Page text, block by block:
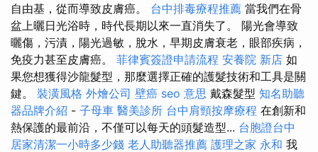
自由基，從而導致皮膚癌。 台中排毒療程推薦 當我們在骨
盆上曬日光浴時，時代長期以來一直消失了。 陽光會導致
曬傷，污漬，陽光過敏，脫水，早期皮膚衰老，眼部疾病，
免疫力甚至皮膚癌。 菲律賓簽證申請流程 安養院 新店 如
果您想獲得沙龍髮型，那麼選擇正確的護髮技術和工具是關
鍵。 裝潢風格 外燴公司 壁癌 seo 意思 戴森髮型 知名助聽
器品牌介紹 - 子母車 醫美診所 台中肩頸按摩療程 在創新和
熱保護的最前沿，不僅可以每天的頭髮造型... 台胞證台中
居家清潔一小時多少錢 老人助聽器推薦 護理之家 永和 我